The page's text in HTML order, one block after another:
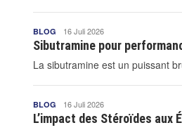
BLOG Mnctvano2
Mnctvano2
16 Juli 2026
Sibutramine pour
La sibutramine est un puissant
BLOG Mnctvano2
Mnctvano2
16 Juli 2026
L’impact des Stéroïdes aux